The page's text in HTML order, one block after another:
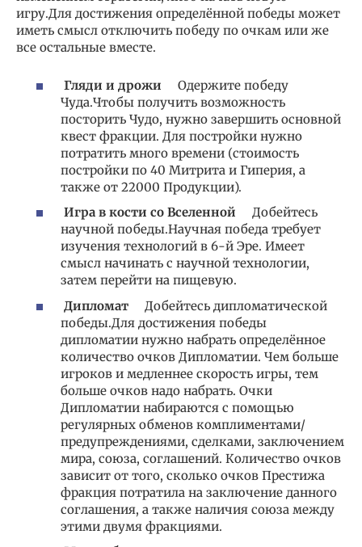
игру.Для достижения определённой победы может
иметь смысл отключить победу по очкам или же
все остальные вместе.
Гляди и дрожи Одержите победу
Чуда.Чтобы получить возможность
посторить Чудо, нужно завершить основной
квест фракции. Для постройки нужно
потратить много времени (стоимость
постройки по 40 Митрита и Гиперия, а
также от 22000 Продукции).
Игра в кости со Вселенной Добейтесь
научной победы.Научная победа требует
изучения технологий в 6-й Эре. Имеет
смысл начинать с научной технологии,
затем перейти на пищевую.
Дипломат Добейтесь дипломатической
победы.Для достижения победы
дипломатии нужно набрать определённое
количество очков Дипломатии. Чем больше
игроков и медленнее скорость игры, тем
больше очков надо набрать. Очки
Дипломатии набираются с помощью
регулярных обменов комплиментами/
предупреждениями, сделками, заключением
мира, союза, соглашений. Количество очков
зависит от того, сколько очков Престижа
фракция потратила на заключение данного
соглашения, а также наличия союза между
этими двумя фракциями.